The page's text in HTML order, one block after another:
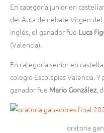
En categoría junior en
del Aula de debate Virgen del
inglés, el ganador fue Luca
(Valencia).
En categoría senior en
colegio Escolapias Valencia.
ganador fue Mario González,
oratoria